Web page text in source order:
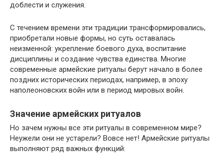
доблести и служения.
С течением времени эти традиции трансформировались,
приобретали новые формы, но суть оставалась
неизменной: укрепление боевого духа, воспитание
дисциплины и создание чувства единства. Многие
современные армейские ритуалы берут начало в более
поздних исторических периодах, например, в эпоху
наполеоновских войн или в период мировых войн.
Значение армейских ритуалов
Но зачем нужны все эти ритуалы в современном мире?
Неужели они не устарели? Вовсе нет! Армейские ритуалы
выполняют ряд важных функций: